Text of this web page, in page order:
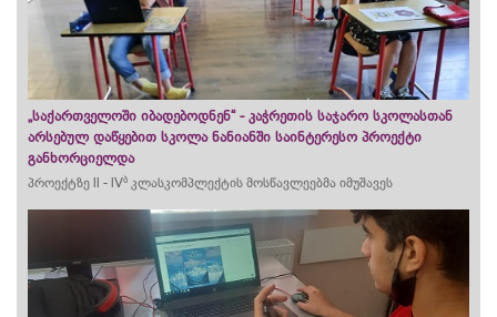
„საქართველოში იბადებოდნენ“ - კაჭრეთის საჯარო სკოლასთან
არსებულ დაწყებით სკოლა ნანიანში საინტერესო პროექტი
განხორციელდა
პროექტზე ll - lVბ კლასკომპლექტის მოსწავლეებმა იმუშავეს